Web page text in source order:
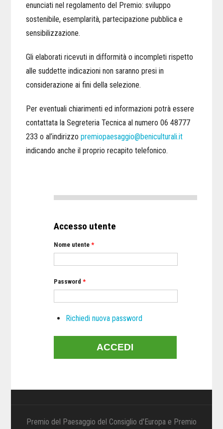
enunciati nel regolamento del Premio: sviluppo
sostenibile, esemplarità, partecipazione pubblica e
sensibilizzazione.
Gli elaborati ricevuti in difformità o incompleti rispetto
alle suddette indicazioni non saranno presi in
considerazione ai fini della selezione.
Per eventuali chiarimenti ed informazioni potrà essere
contattata la Segreteria Tecnica al numero 06 48777
233 o al’indirizzopremiopaesaggio@beniculturali.it
indicando anche il proprio recapito telefonico.
Accesso utente
Nome utente *
Password *
Richiedi nuova password
Premio del Paesaggio del Consiglio d'Europa e Premio